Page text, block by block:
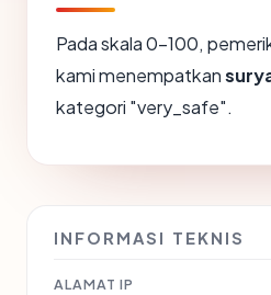
Pada skala 0-100,
kami menempatkan
kategori "very_safe".
INFORMASI TEKNIS
ALAMAT IP